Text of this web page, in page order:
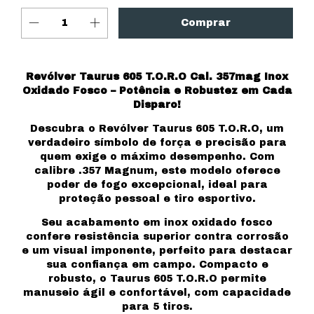
Revólver Taurus 605 T.O.R.O Cal. 357mag Inox
Oxidado Fosco – Potência e Robustez em Cada
Disparo!
Descubra o Revólver Taurus 605 T.O.R.O, um
verdadeiro símbolo de força e precisão para
quem exige o máximo desempenho. Com
calibre .357 Magnum, este modelo oferece
poder de fogo excepcional, ideal para
proteção pessoal e tiro esportivo.
Seu acabamento em inox oxidado fosco
confere resistência superior contra corrosão
e um visual imponente, perfeito para destacar
sua confiança em campo. Compacto e
robusto, o Taurus 605 T.O.R.O permite
manuseio ágil e confortável, com capacidade
para 5 tiros.